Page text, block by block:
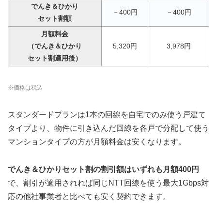
でんき＆ひかり
セット割額
－400円 －400円
月額料金
（でんき＆ひかり
セット割適用後）
5,320円 3,978円
※価格は税込
スタンダードプランは1本の回線を自宅でのみ使う戸建て
タイプより、物件に引き込んだ回線を各戸で分配して使う
マンションタイプの方が月額料金は安くなります。
でんき＆ひかりセット割の割引額はいずれも月額400円
で、割引が適用されれば同じNTT回線を使う最大1Gbps対
応の他社事業者と比べても安く契約できます。